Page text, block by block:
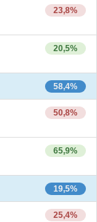
23,8%
20,5%
58,4%
50,8%
65,9%
19,5%
25,4%